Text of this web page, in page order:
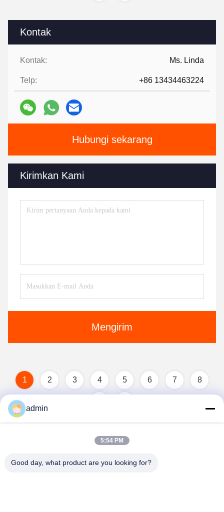
Kontak
Kontak: Ms. Linda
Telp: +86 13434463224
Hubungi sekarang
Kirimkan Kami
Mengirim
1 2 3 4 5 6 7 8
admin
5:54 PM
Good day, what product are you looking for?